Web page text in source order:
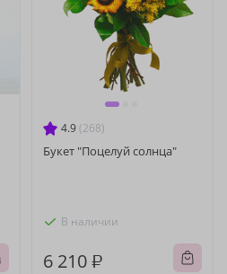
4.9 (268)
Букет "Поцелуй солнца"
В наличии
6 210 ₽